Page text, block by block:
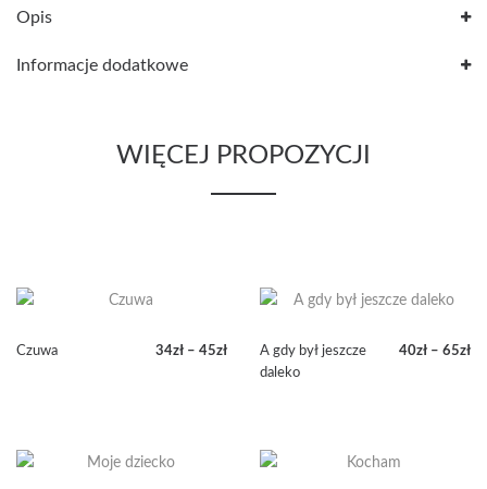
Opis
Informacje dodatkowe
WIĘCEJ PROPOZYCJI
Czuwa 34zł – 45zł
do
A gdy był jeszcze
daleko
40zł – 65zł
do